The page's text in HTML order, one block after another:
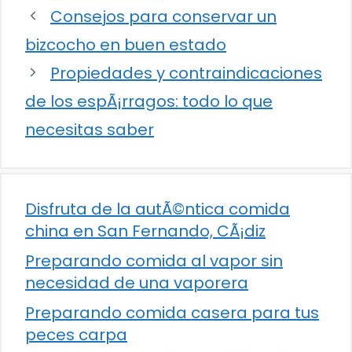
Consejos para conservar un
bizcocho en buen estado
Propiedades y contraindicaciones
de los espÃ¡rragos: todo lo que
necesitas saber
Disfruta de la autÃ©ntica comida
china en San Fernando, CÃ¡diz
Preparando comida al vapor sin
necesidad de una vaporera
Preparando comida casera para tus
peces carpa